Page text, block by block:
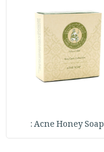
Acne Honey Soap :